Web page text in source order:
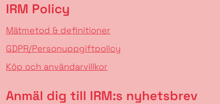
IRM Policy
Mätmetod & definitioner
GDPR/Personuppgiftpolicy
Köp och användarvillkor
Anmäl dig till IRM:s nyhetsbrev